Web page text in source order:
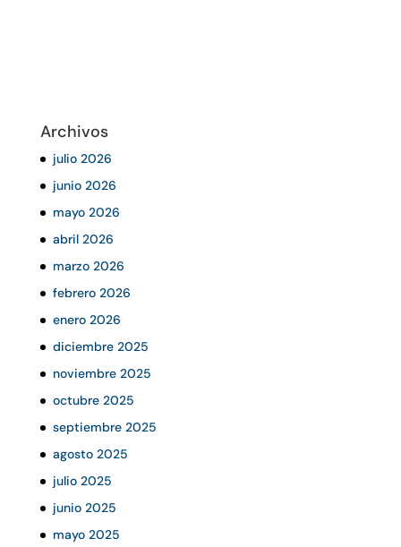
Archivos
julio 2026
junio 2026
mayo 2026
abril 2026
marzo 2026
febrero 2026
enero 2026
diciembre 2025
noviembre 2025
octubre 2025
septiembre 2025
agosto 2025
julio 2025
junio 2025
mayo 2025